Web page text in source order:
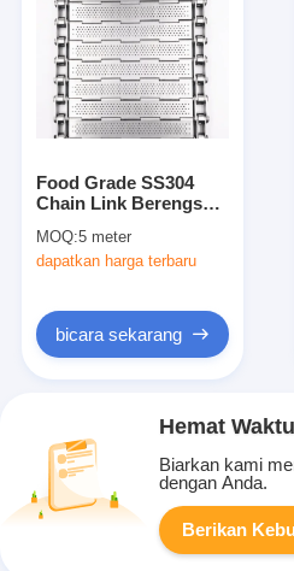
Food Grade SS304
Chain Link Berengsel
Untuk Penanganan
Material
MOQ:5 meter
dapatkan harga terbaru
bicara sekarang
Hemat
Biarkan kami
dengan Anda.
Berikan